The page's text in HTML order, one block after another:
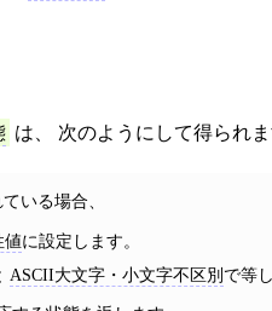
は、 次のようにして得られ
いる場合、
値に設定します。
ASCII大文字・小文字不区別 で等